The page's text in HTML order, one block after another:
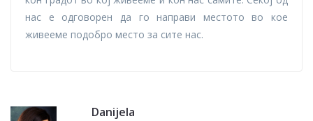
нас е одговорен да го направи местото во кое
живееме подобро место за сите нас.
Danijela